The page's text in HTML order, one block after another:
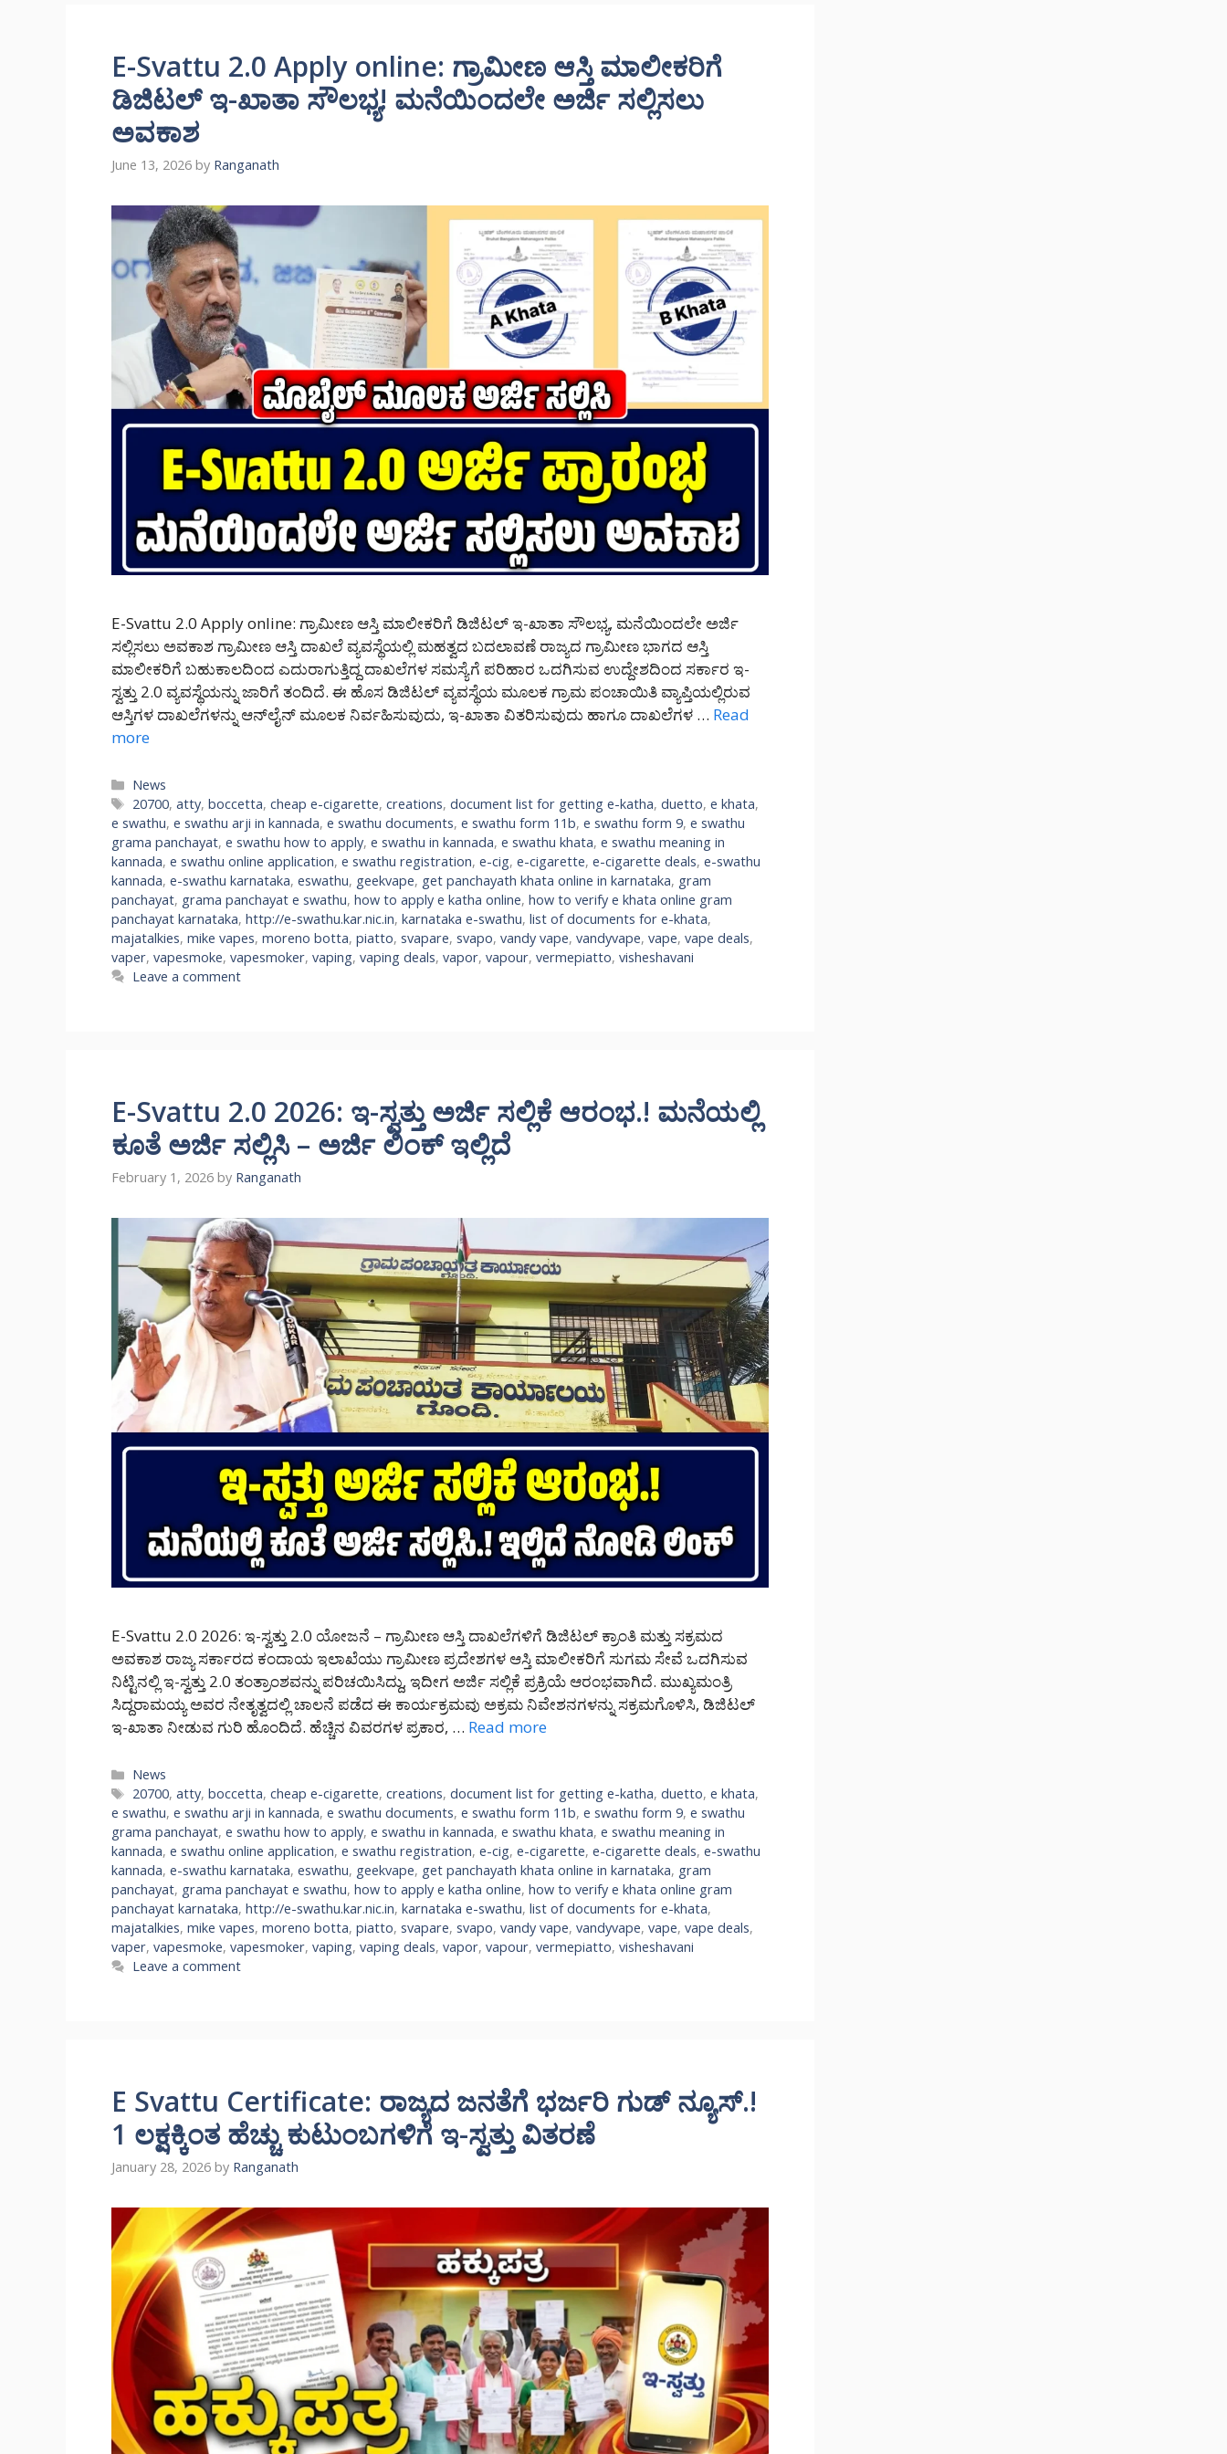
E-Svattu 2.0 Apply online: ಗ್ರಾಮೀಣ ಆಸ್ತಿ ಮಾಲೀಕರಿಗೆ
ಡಿಜಿಟಲ್ ಇ-ಖಾತಾ ಸೌಲಭ್ಯ! ಮನೆಯಿಂದಲೇ ಅರ್ಜಿ ಸಲ್ಲಿಸಲು
ಅವಕಾಶ
June 13, 2026 by Ranganath
E-Svattu 2.0 Apply online: ಗ್ರಾಮೀಣ ಆಸ್ತಿ ಮಾಲೀಕರಿಗೆ ಡಿಜಿಟಲ್ ಇ-ಖಾತಾ ಸೌಲಭ್ಯ, ಮನೆಯಿಂದಲೇ ಅರ್ಜಿ
ಸಲ್ಲಿಸಲು ಅವಕಾಶ ಗ್ರಾಮೀಣ ಆಸ್ತಿ ದಾಖಲೆ ವ್ಯವಸ್ಥೆಯಲ್ಲಿ ಮಹತ್ವದ ಬದಲಾವಣೆ ರಾಜ್ಯದ ಗ್ರಾಮೀಣ ಭಾಗದ ಆಸ್ತಿ
ಮಾಲೀಕರಿಗೆ ಬಹುಕಾಲದಿಂದ ಎದುರಾಗುತ್ತಿದ್ದ ದಾಖಲೆಗಳ ಸಮಸ್ಯೆಗೆ ಪರಿಹಾರ ಒದಗಿಸುವ ಉದ್ದೇಶದಿಂದ ಸರ್ಕಾರ ಇ-
ಸ್ವತ್ತು 2.0 ವ್ಯವಸ್ಥೆಯನ್ನು ಜಾರಿಗೆ ತಂದಿದೆ. ಈ ಹೊಸ ಡಿಜಿಟಲ್ ವ್ಯವಸ್ಥೆಯ ಮೂಲಕ ಗ್ರಾಮ ಪಂಚಾಯಿತಿ ವ್ಯಾಪ್ತಿಯಲ್ಲಿರುವ
ಆಸ್ತಿಗಳ ದಾಖಲೆಗಳನ್ನು ಆನ್‌ಲೈನ್ ಮೂಲಕ ನಿರ್ವಹಿಸುವುದು, ಇ-ಖಾತಾ ವಿತರಿಸುವುದು ಹಾಗೂ ದಾಖಲೆಗಳ … Read
more
Categories
News
Tags
20700,atty,boccetta,cheap e-cigarette,creations,document list for getting e-katha,duetto,e khata,
e swathu, e swathu arji in kannada, e swathu documents, e swathu form 11b, e swathu form 9, e swathu
grama panchayat, e swathu how to apply, e swathu in kannada, e swathu khata, e swathu meaning in
kannada, e swathu online application, e swathu registration, e-cig, e-cigarette, e-cigarette deals, e-swathu
kannada, e-swathu karnataka, eswathu, geekvape, get panchayath khata online in karnataka, gram
panchayat, grama panchayat e swathu, how to apply e katha online, how to verify e khata online gram
panchayat karnataka, http://e-swathu.kar.nic.in, karnataka e-swathu, list of documents for e-khata,
majatalkies, mike vapes, moreno botta, piatto, svapare, svapo, vandy vape, vandyvape, vape, vape deals,
vaper, vapesmoke, vapesmoker, vaping, vaping deals, vapor, vapour, vermepiatto, visheshavani
Leave a comment
E-Svattu 2.0 2026: ಇ-ಸ್ವತ್ತು ಅರ್ಜಿ ಸಲ್ಲಿಕೆ ಆರಂಭ.! ಮನೆಯಲ್ಲಿ
ಕೂತೆ ಅರ್ಜಿ ಸಲ್ಲಿಸಿ – ಅರ್ಜಿ ಲಿಂಕ್ ಇಲ್ಲಿದೆ
February 1, 2026 by Ranganath
E-Svattu 2.0 2026: ಇ-ಸ್ವತ್ತು 2.0 ಯೋಜನೆ – ಗ್ರಾಮೀಣ ಆಸ್ತಿ ದಾಖಲೆಗಳಿಗೆ ಡಿಜಿಟಲ್ ಕ್ರಾಂತಿ ಮತ್ತು ಸಕ್ರಮದ
ಅವಕಾಶ ರಾಜ್ಯ ಸರ್ಕಾರದ ಕಂದಾಯ ಇಲಾಖೆಯು ಗ್ರಾಮೀಣ ಪ್ರದೇಶಗಳ ಆಸ್ತಿ ಮಾಲೀಕರಿಗೆ ಸುಗಮ ಸೇವೆ ಒದಗಿಸುವ
ನಿಟ್ಟಿನಲ್ಲಿ ಇ-ಸ್ವತ್ತು 2.0 ತಂತ್ರಾಂಶವನ್ನು ಪರಿಚಯಿಸಿದ್ದು, ಇದೀಗ ಅರ್ಜಿ ಸಲ್ಲಿಕೆ ಪ್ರಕ್ರಿಯೆ ಆರಂಭವಾಗಿದೆ. ಮುಖ್ಯಮಂತ್ರಿ
ಸಿದ್ದರಾಮಯ್ಯ ಅವರ ನೇತೃತ್ವದಲ್ಲಿ ಚಾಲನೆ ಪಡೆದ ಈ ಕಾರ್ಯಕ್ರಮವು ಅಕ್ರಮ ನಿವೇಶನಗಳನ್ನು ಸಕ್ರಮಗೊಳಿಸಿ, ಡಿಜಿಟಲ್
ಇ-ಖಾತಾ ನೀಡುವ ಗುರಿ ಹೊಂದಿದೆ. ಹೆಚ್ಚಿನ ವಿವರಗಳ ಪ್ರಕಾರ, … Read more
Categories
News
Tags
20700,atty,boccetta,cheap e-cigarette,creations,document list for getting e-katha,duetto,e khata,
e swathu, e swathu arji in kannada, e swathu documents, e swathu form 11b, e swathu form 9, e swathu
grama panchayat, e swathu how to apply, e swathu in kannada, e swathu khata, e swathu meaning in
kannada, e swathu online application, e swathu registration, e-cig, e-cigarette, e-cigarette deals, e-swathu
kannada, e-swathu karnataka, eswathu, geekvape, get panchayath khata online in karnataka, gram
panchayat, grama panchayat e swathu, how to apply e katha online, how to verify e khata online gram
panchayat karnataka, http://e-swathu.kar.nic.in, karnataka e-swathu, list of documents for e-khata,
majatalkies, mike vapes, moreno botta, piatto, svapare, svapo, vandy vape, vandyvape, vape, vape deals,
vaper, vapesmoke, vapesmoker, vaping, vaping deals, vapor, vapour, vermepiatto, visheshavani
Leave a comment
E Svattu Certificate: ರಾಜ್ಯದ ಜನತೆಗೆ ಭರ್ಜರಿ ಗುಡ್ ನ್ಯೂಸ್.!
1 ಲಕ್ಷಕ್ಕಿಂತ ಹೆಚ್ಚು ಕುಟುಂಬಗಳಿಗೆ ಇ-ಸ್ವತ್ತು ವಿತರಣೆ
January 28, 2026 by Ranganath